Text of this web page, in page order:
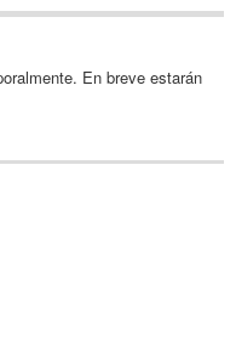
En breve estarán